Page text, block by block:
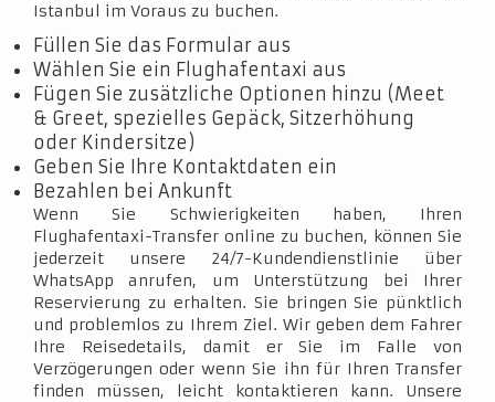
Istanbul im Voraus zu buchen.
Füllen Sie das Formular aus
Wählen Sie ein Flughafentaxi aus
Fügen Sie zusätzliche Optionen hinzu (Meet
& Greet, spezielles Gepäck, Sitzerhöhung
oder Kindersitze)
Geben Sie Ihre Kontaktdaten ein
Bezahlen bei Ankunft
Wenn Sie Schwierigkeiten haben, Ihren
Flughafentaxi-Transfer online zu buchen, können Sie
jederzeit unsere 24/7-Kundendienstlinie über
WhatsApp anrufen, um Unterstützung bei Ihrer
Reservierung zu erhalten. Sie bringen Sie pünktlich
und problemlos zu Ihrem Ziel. Wir geben dem Fahrer
Ihre Reisedetails, damit er Sie im Falle von
Verzögerungen oder wenn Sie ihn für Ihren Transfer
finden müssen, leicht kontaktieren kann. Unsere